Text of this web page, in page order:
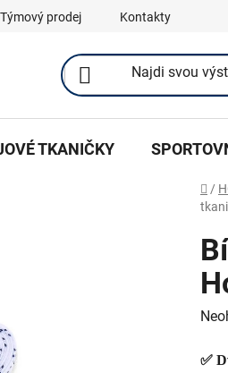
Týmový prodej Kontakty
TKANIČKY
/
✅